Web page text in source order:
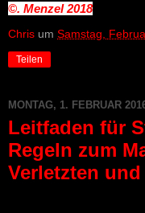
©. Menzel2018
Chris um Samstag,
Teilen
MONTAG, 1. FEBRUAR
Leitfaden für
Regeln zum
Verletzten